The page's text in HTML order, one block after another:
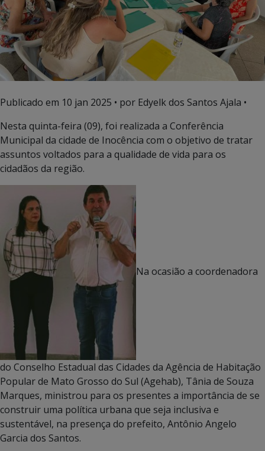
Publicado em 10 jan 2025 • por Edyelk dos Santos Ajala •
Nesta quinta-feira (09), foi realizada a Conferência
Municipal da cidade de Inocência com o objetivo de tratar
assuntos voltados para a qualidade de vida para os
cidadãos da região.
Na ocasião a coordenadora
do Conselho Estadual das Cidades da Agência de Habitação
Popular de Mato Grosso do Sul (Agehab), Tânia de Souza
Marques, ministrou para os presentes a importância de se
construir uma política urbana que seja inclusiva e
sustentável, na presença do prefeito, Antônio Angelo
Garcia dos Santos.